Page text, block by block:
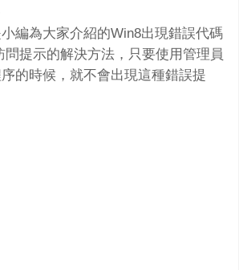
為大家介紹的Win8出現錯誤代碼
問提示的解決方法，只要使用管理員
的時候，就不會出現這種錯誤提